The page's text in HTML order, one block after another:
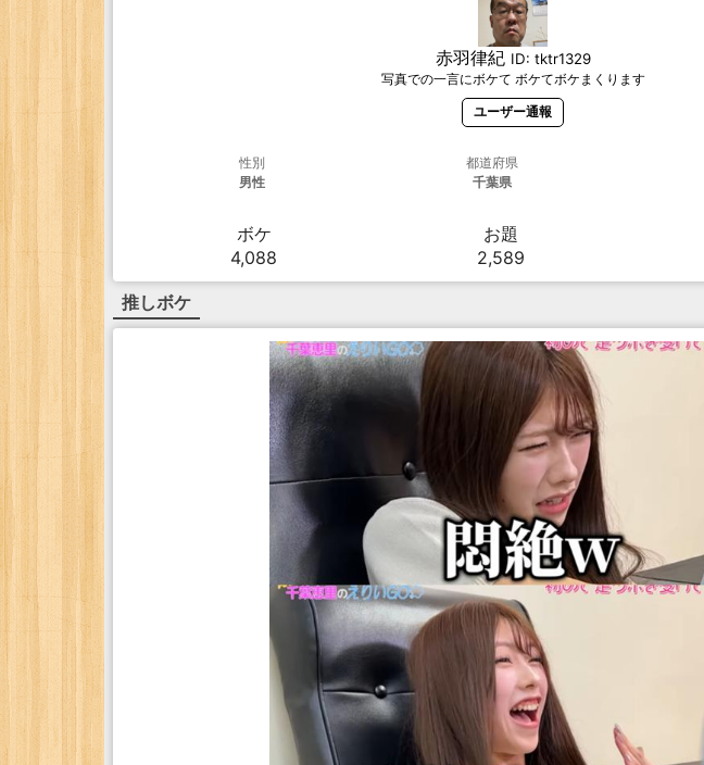
赤羽律紀 ID: tktr1329
写真での一言にボケて ボケてボケまくります
ユーザー通報
性別
男性
都道府県
千葉県
ボケ
4,088
お題
2,589
推しボケ